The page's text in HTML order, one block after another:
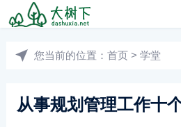
您当前的位置： 首页 > 学堂
从事规划管理工作十